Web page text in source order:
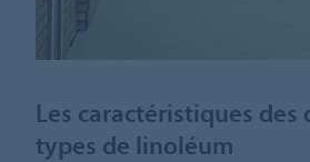
Les caractéristiques des
types de linoléum